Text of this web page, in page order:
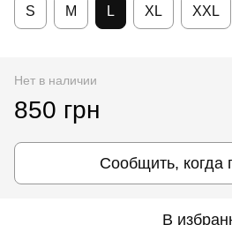
S M L XL XXL
Нет в наличии
850 грн
Сообщить, когда
В